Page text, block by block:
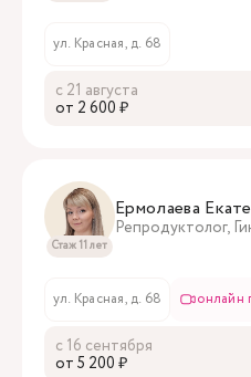
ул. Красная, д. 68
с 21 августа
oт 2 600 ₽
Стаж 11 лет
Ермолаева
Репродуктолог,
ул. Красная, д. 68 онлайн
с 16 сентября
oт 5 200 ₽